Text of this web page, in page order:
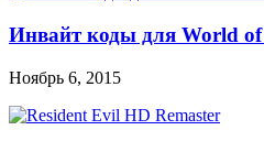
Инвайт коды для World
Ноябрь 6, 2015